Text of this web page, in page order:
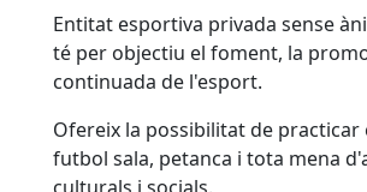
Entitat esportiva privada sense
té per objectiu el foment, la
continuada de l'esport.
Ofereix la possibilitat de practicar
futbol sala, petanca i tota mena